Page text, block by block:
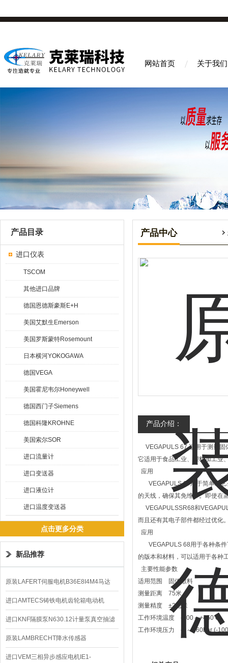
网站首页 关于我们
产品目录
进口仪表
TSCOM
其他进口品牌
德国恩德斯豪斯E+H
美国艾默生Emerson
美国罗斯蒙特Rosemount
日本横河YOKOGAWA
德国VEGA
美国霍尼韦尔Honeywell
德国西门子Siemens
德国科隆KROHNE
美国索尔SOR
进口流量计
进口变送器
进口液位计
进口温度变送器
点击更多分类
新品推荐
原装LAFERT伺服电机B36E8I4M4马达
B5602价格
进口AMTECS铸铁电机齿轮箱电动机
AMAS
进口KNF隔膜泵N630.12计量泵真空抽滤
泵价格
原装LAMBRECHT降水传感器
00.14575.20气象仪
进口VEM三相异步感应电机IE1-
产品中心
产品介绍：
VEGAPULS 67 适用于测量固
它适用于食品工业、塑料加工业
应用
VEGAPULS 67用于简单工艺
的天线，确保其免维护。即使在
VEGAPULSSR68和
而且还有其电子部件都经过优化
应用
VEGAPULS 68用于各种条件
的版本和材料，可以适用于各种
主要性能参数
适用范围 固体散料
测量距离 75米
测量精度 ±2毫米
工作环境温度 -200～+450℃
工作环境压力 -1～160bar (-